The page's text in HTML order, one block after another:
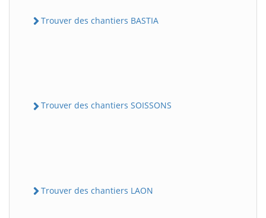
Trouver des chantiers BASTIA
Trouver des chantiers SOISSONS
Trouver des chantiers LAON